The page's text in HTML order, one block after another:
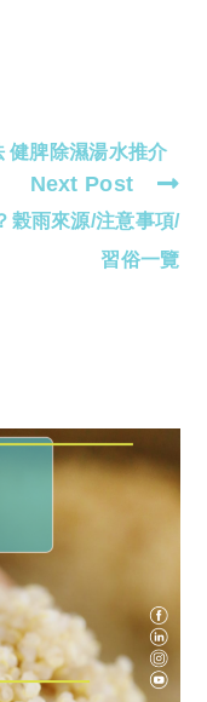
健脾除濕湯水推介
Next Post
榖雨來源/注意事項/
習俗一覽